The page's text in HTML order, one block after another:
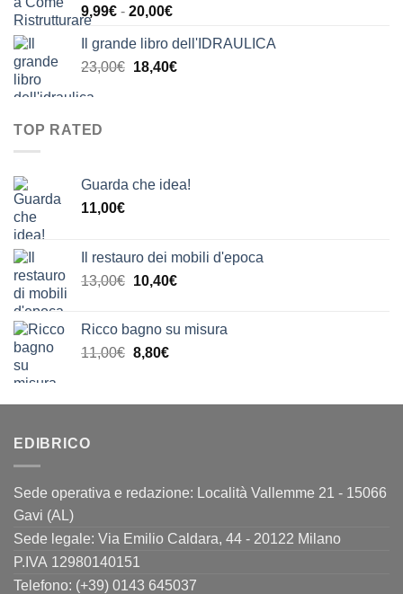
24,00€.
9,99€ - 20,00€Fascia
prezzo:
da
Il grande libro dell'IDRAULICA
23,00€ Il
18,40€Il
TOP RATED
Guarda che idea!
11,00€
Il restauro dei mobili d'epoca
13,00€ Il
era:
13,00€.
10,40€Il
è:
Ricco bagno su misura
11,00€ Il
era:
8,80€Il
è:
EDIBRICO
Sede operativa e redazione: Località Vallemme 21 - 15066
Gavi (AL)
Sede legale: Via Emilio Caldara, 44 - 20122 Milano
P.IVA 12980140151
Telefono: (+39) 0143 645037